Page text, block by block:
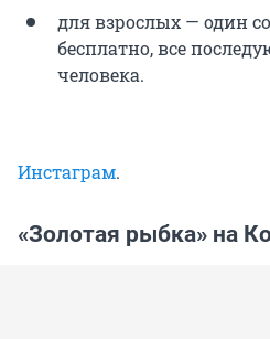
для взрослых — один
бесплатно, все
человека.
Инстаграм.
«Золотая рыбка» на